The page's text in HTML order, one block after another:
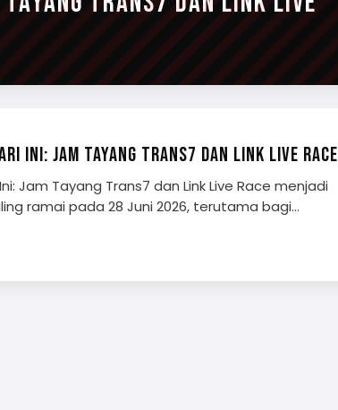
INI: JAM TAYANG TRANS7 DAN LINK LIVE RACE
Jam Tayang Trans7 dan Link Live Race menjadi
ramai pada 28 Juni 2026, terutama bagi…